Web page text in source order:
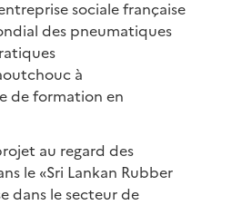
sociale française
des pneumatiques
à
de formation en
au regard des
le «Sri Lankan Rubber
dans le secteur de